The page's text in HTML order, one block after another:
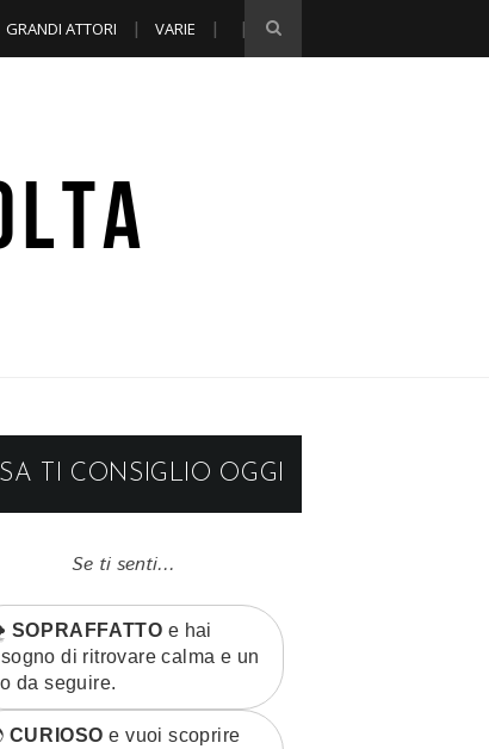
GRANDI ATTORI VARIE
TI CONSIGLIO OGGI
Se ti senti...
SOPRAFFATTO e hai
di ritrovare calma e un
da seguire.
CURIOSO e vuoi scoprire